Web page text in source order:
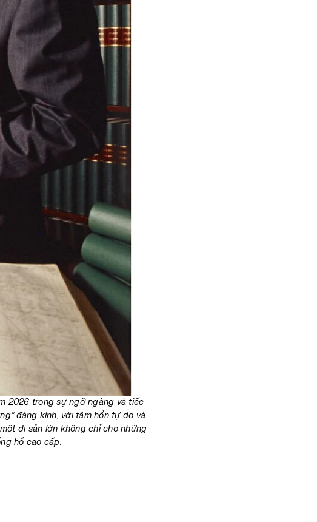
2026 trong sự ngỡ ngàng và tiếc
đáng kính, với tâm hồn tự do và
di sản lớn không chỉ cho những
hồ cao cấp.